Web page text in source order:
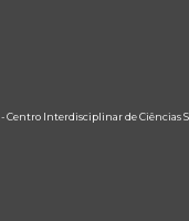
- Centro Interdisciplinar de Ciências